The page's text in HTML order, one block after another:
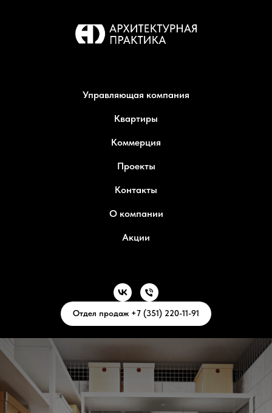
Управляющая компания
Квартиры
Коммерция
Проекты
Контакты
О компании
Акции
Отдел продаж +7 (351) 220-11-91